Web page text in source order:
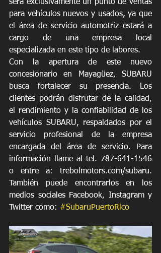
será exclusivamente un punto de ventas
para vehículos nuevos y usados, ya que
el área de servicio automotriz estará a
cargo de una empresa local
especializada en este tipo de labores.
Con la apertura de este nuevo
concesionario en Mayagüez, SUBARU
busca fortalecer su presencia. Los
clientes podrán disfrutar de la calidad,
el rendimiento y la confiabilidad de los
vehículos SUBARU, respaldados por el
servicio profesional de la empresa
encargada del área de servicio. Para
información llame al tel. 787-641-1546
o entre a: trebolmotors.com/subaru.
También puede encontrarlos en los
medios sociales Facebook, Instagram y
Twitter como: #SubaruPuertoRico